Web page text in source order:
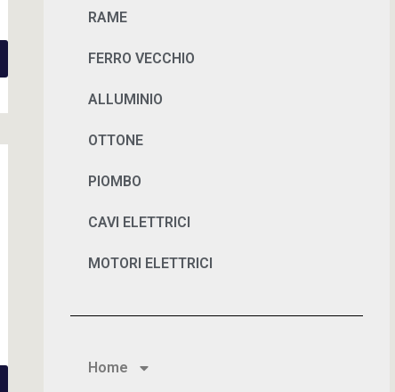
RAME
FERRO VECCHIO
ALLUMINIO
OTTONE
PIOMBO
CAVI ELETTRICI
MOTORI ELETTRICI
Home